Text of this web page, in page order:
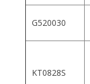
G520030
KT0828S